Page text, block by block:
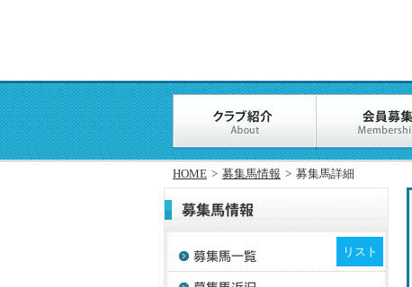
HOME > 募集馬情報 > 募集馬詳細
リスト